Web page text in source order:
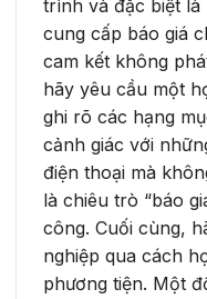
trình và đặc biệt là
cung cấp báo giá
cam kết không
hãy yêu cầu một
ghi rõ các hạng
cảnh giác với
điện thoại mà
là chiêu trò “báo
công. Cuối cùng,
nghiệp qua cách
phương tiện. Một